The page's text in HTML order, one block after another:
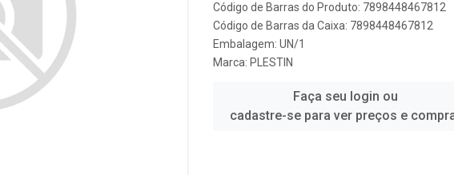
Código de Barras do Produto: 7898448467812
Código de Barras da Caixa: 7898448467812
Embalagem: UN/1
Marca: PLESTIN
Faça seu login ou
cadastre-se para ver preços e